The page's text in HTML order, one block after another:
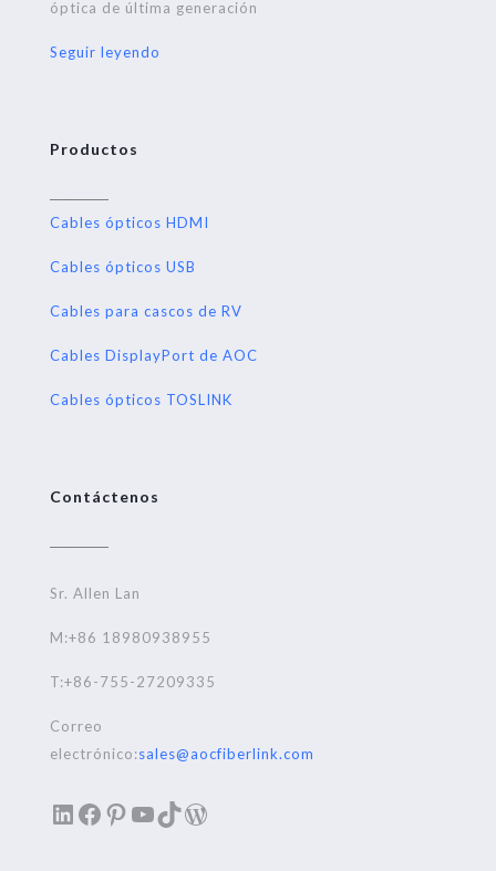
óptica de última generación
Seguir leyendo
Productos
Cables ópticos HDMI
Cables ópticos USB
Cables para cascos de RV
Cables DisplayPort de AOC
Cables ópticos TOSLINK
Contáctenos
Sr. Allen Lan
M:+86 18980938955
T:+86-755-27209335
Correo
electrónico:sales@aocfiberlink.com
LinkedIn
Facebook
Pinterest
YouTube
TikTok
WordPress